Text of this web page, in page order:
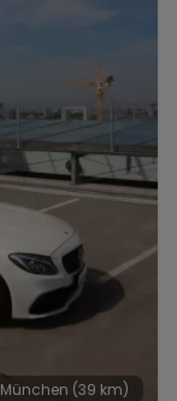
München (39 km)